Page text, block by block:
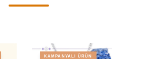
KAMPANYALI ÜRÜN